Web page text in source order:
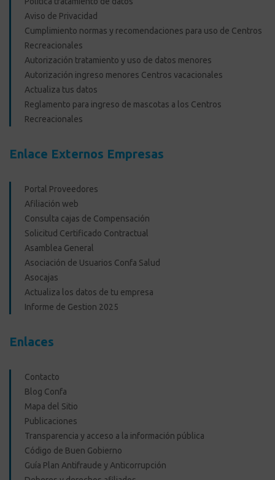
Aviso de Privacidad
Cumplimiento normas y recomendaciones para uso de Centros
Recreacionales
Autorización tratamiento y uso de datos menores
Autorización ingreso menores Centros vacacionales
Actualiza tus datos
Reglamento para ingreso de mascotas a los Centros
Recreacionales
Enlace Externos Empresas
Portal Proveedores
Afiliación web
Consulta cajas de Compensación
Solicitud Certificado Contractual
Asamblea General
Asociación de Usuarios Confa Salud
Asocajas
Actualiza los datos de tu empresa
Informe de Gestion 2025
Enlaces
Contacto
Blog Confa
Mapa del Sitio
Publicaciones
Transparencia y acceso a la información pública
Código de Buen Gobierno
Guía Plan Antifraude y Anticorrupción